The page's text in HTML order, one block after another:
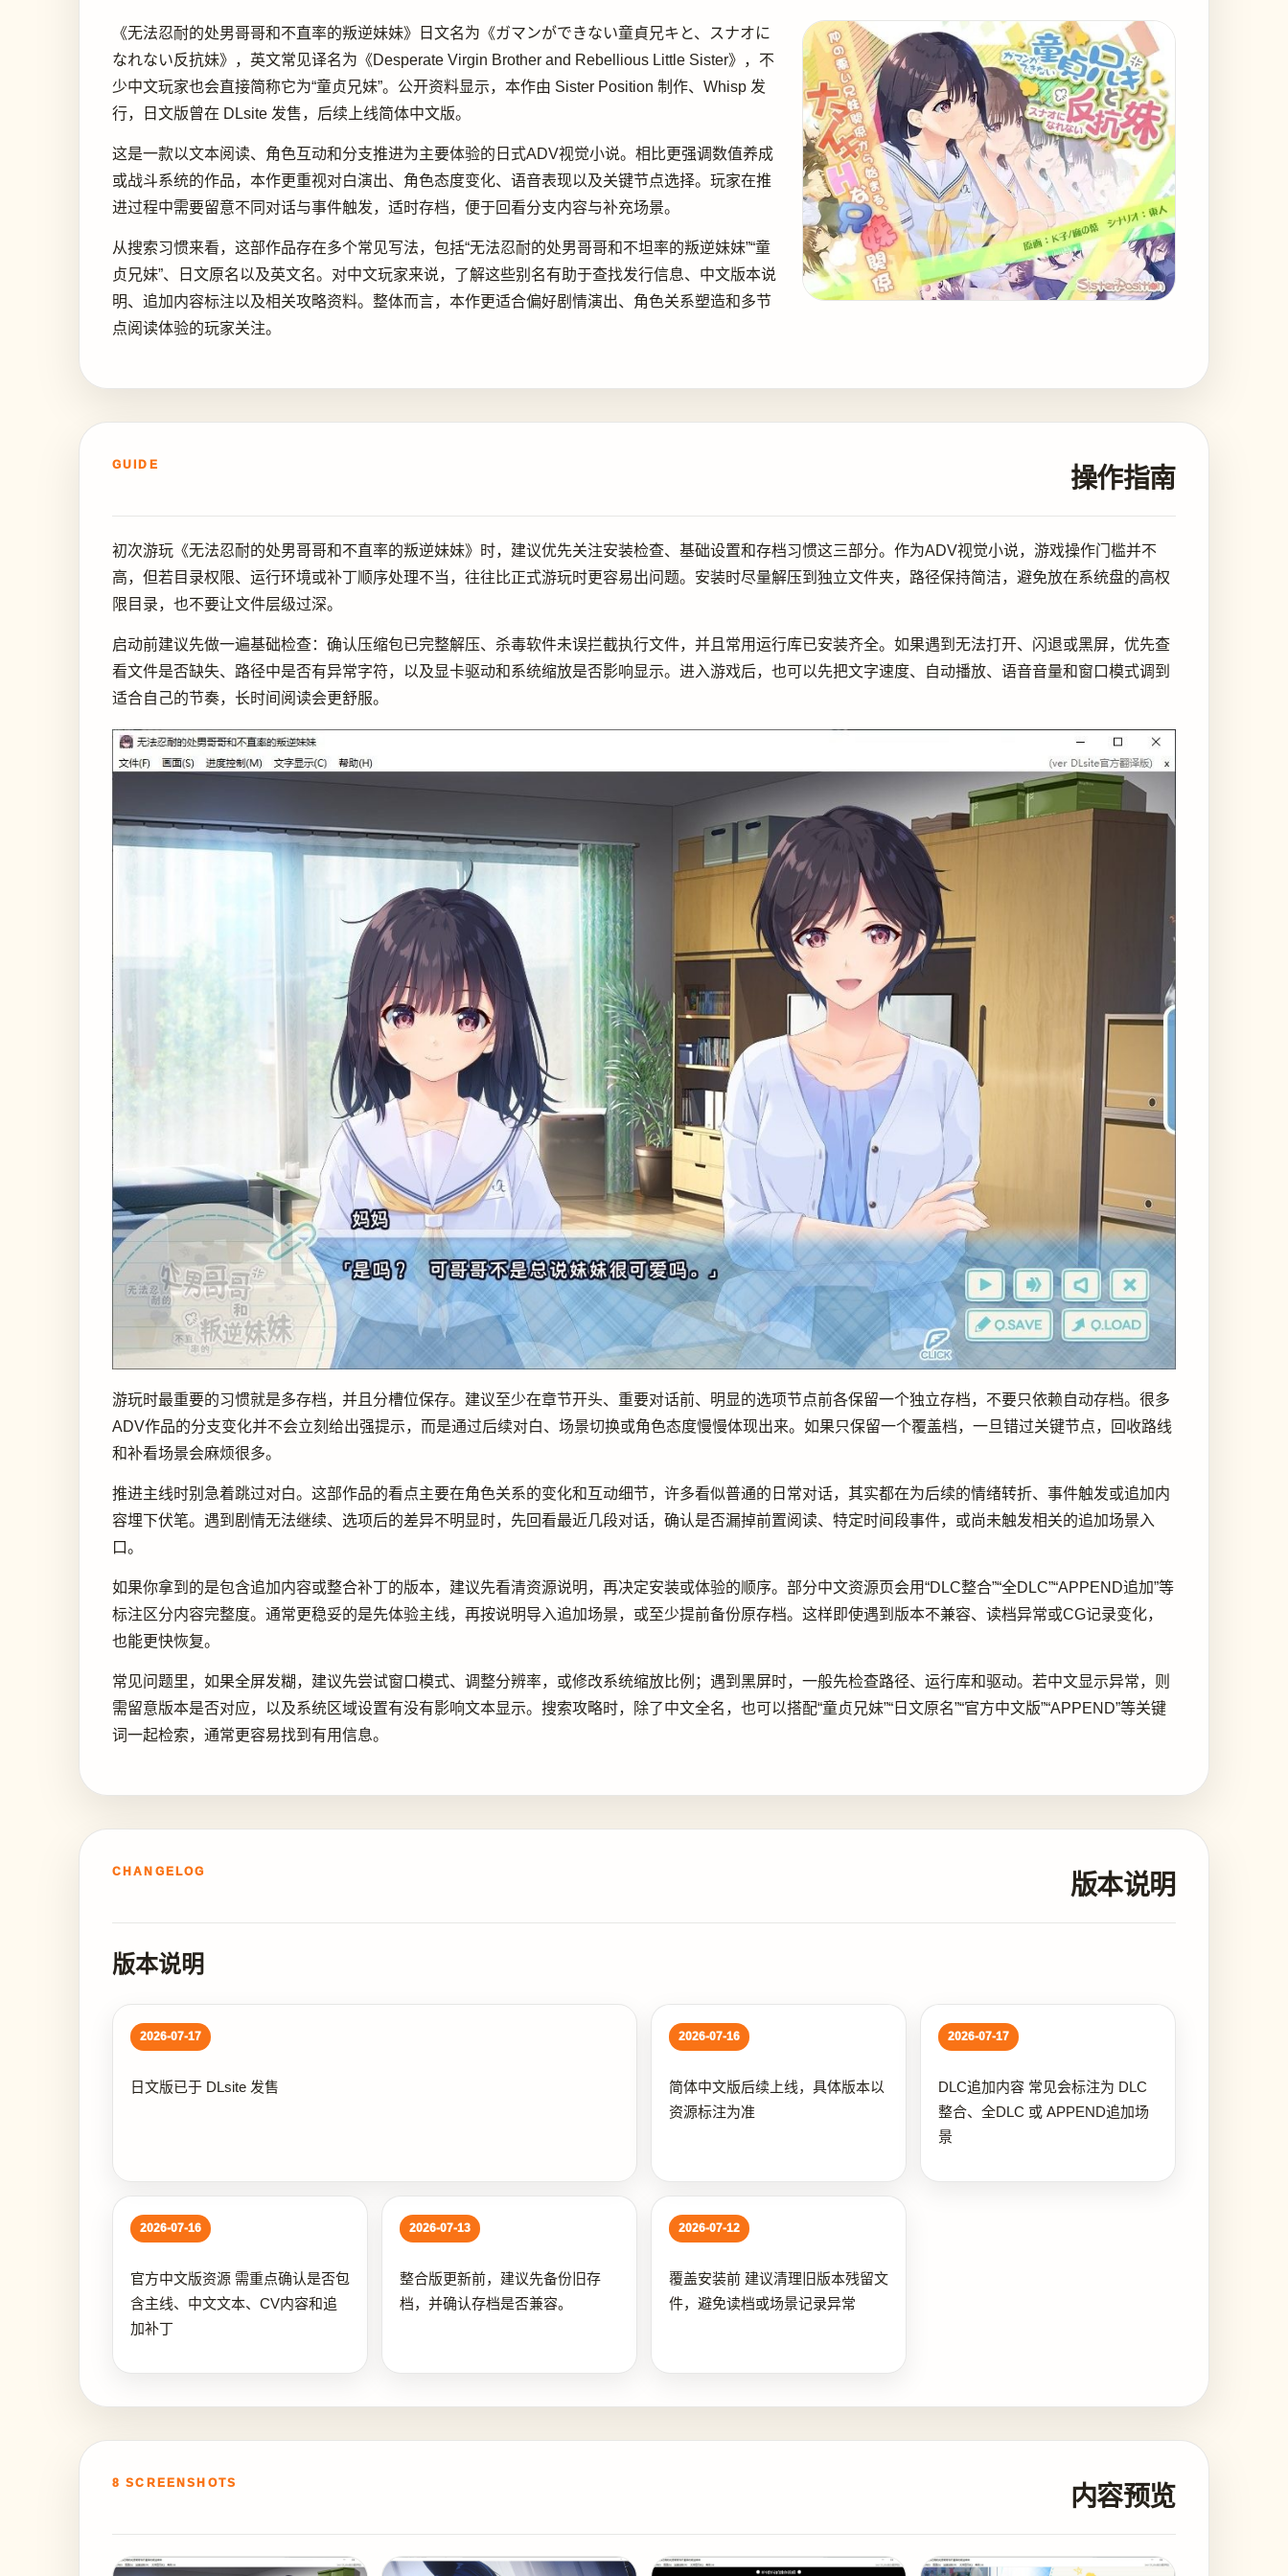
《无法忍耐的处男哥哥和不直率的叛逆妹妹》日文名为《ガマンができない童貞兄キと、スナオに
なれない反抗妹》，英文常见译名为《Desperate Virgin Brother and Rebellious Little Sister》，不
少中文玩家也会直接简称它为“童贞兄妹”。公开资料显示，本作由 Sister Position 制作、Whisp 发
行，日文版曾在 DLsite 发售，后续上线简体中文版。
这是一款以文本阅读、角色互动和分支推进为主要体验的日式ADV视觉小说。相比更强调数值养成
或战斗系统的作品，本作更重视对白演出、角色态度变化、语音表现以及关键节点选择。玩家在推
进过程中需要留意不同对话与事件触发，适时存档，便于回看分支内容与补充场景。
从搜索习惯来看，这部作品存在多个常见写法，包括“无法忍耐的处男哥哥和不坦率的叛逆妹妹”“童
贞兄妹”、日文原名以及英文名。对中文玩家来说，了解这些别名有助于查找发行信息、中文版本说
明、追加内容标注以及相关攻略资料。整体而言，本作更适合偏好剧情演出、角色关系塑造和多节
点阅读体验的玩家关注。
GUIDE 操作指南
初次游玩《无法忍耐的处男哥哥和不直率的叛逆妹妹》时，建议优先关注安装检查、基础设置和存档习惯这三部分。作为ADV视觉小说，游戏操作门槛并不
高，但若目录权限、运行环境或补丁顺序处理不当，往往比正式游玩时更容易出问题。安装时尽量解压到独立文件夹，路径保持简洁，避免放在系统盘的高权
限目录，也不要让文件层级过深。
启动前建议先做一遍基础检查：确认压缩包已完整解压、杀毒软件未误拦截执行文件，并且常用运行库已安装齐全。如果遇到无法打开、闪退或黑屏，优先查
看文件是否缺失、路径中是否有异常字符，以及显卡驱动和系统缩放是否影响显示。进入游戏后，也可以先把文字速度、自动播放、语音音量和窗口模式调到
适合自己的节奏，长时间阅读会更舒服。
游玩时最重要的习惯就是多存档，并且分槽位保存。建议至少在章节开头、重要对话前、明显的选项节点前各保留一个独立存档，不要只依赖自动存档。很多
ADV作品的分支变化并不会立刻给出强提示，而是通过后续对白、场景切换或角色态度慢慢体现出来。如果只保留一个覆盖档，一旦错过关键节点，回收路线
和补看场景会麻烦很多。
推进主线时别急着跳过对白。这部作品的看点主要在角色关系的变化和互动细节，许多看似普通的日常对话，其实都在为后续的情绪转折、事件触发或追加内
容埋下伏笔。遇到剧情无法继续、选项后的差异不明显时，先回看最近几段对话，确认是否漏掉前置阅读、特定时间段事件，或尚未触发相关的追加场景入
口。
如果你拿到的是包含追加内容或整合补丁的版本，建议先看清资源说明，再决定安装或体验的顺序。部分中文资源页会用“DLC整合”“全DLC”“APPEND追加”等
标注区分内容完整度。通常更稳妥的是先体验主线，再按说明导入追加场景，或至少提前备份原存档。这样即使遇到版本不兼容、读档异常或CG记录变化，
也能更快恢复。
常见问题里，如果全屏发糊，建议先尝试窗口模式、调整分辨率，或修改系统缩放比例；遇到黑屏时，一般先检查路径、运行库和驱动。若中文显示异常，则
需留意版本是否对应，以及系统区域设置有没有影响文本显示。搜索攻略时，除了中文全名，也可以搭配“童贞兄妹”“日文原名”“官方中文版”“APPEND”等关键
词一起检索，通常更容易找到有用信息。
CHANGELOG 版本说明
版本说明
2026-07-17
日文版已于 DLsite 发售
2026-07-16
简体中文版后续上线，具体版本以
资源标注为准
2026-07-17
DLC追加内容 常见会标注为 DLC
整合、全DLC 或 APPEND追加场
景
2026-07-16
官方中文版资源 需重点确认是否包
含主线、中文文本、CV内容和追
加补丁
2026-07-13
整合版更新前，建议先备份旧存
档，并确认存档是否兼容。
2026-07-12
覆盖安装前 建议清理旧版本残留文
件，避免读档或场景记录异常
8 SCREENSHOTS 内容预览